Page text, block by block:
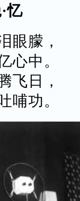
忆
眼朦，
心中。
飞日，
哺功。